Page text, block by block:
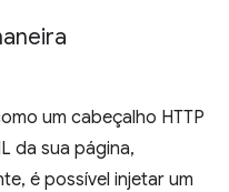
um cabeçalho HTTP
da sua página,
é possível injetar um